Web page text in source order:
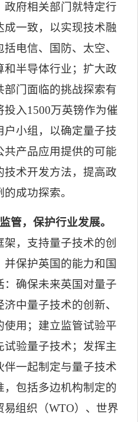
政府相关部门就特定行
成一致，以实现技术融
电信、国防、太空、
和半导体行业；扩大政
部门面临的挑战探索有
投入1500万英镑作为催
户小组，以确定量子技
产品应用提供的可能
技术开发方法，提高政
成功探索。
管，保护行业发展。
，支持量子技术的创
保护英国的能力和国
：确保未来英国对量子
中量子技术的创新、
使用；建立监管试验平
试验量子技术；发挥主
伴一起制定与量子技术
，包括多边机构制定的
易组织（WTO）、世界